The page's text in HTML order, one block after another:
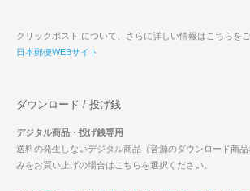
クリックポスト について、さらに詳しい情報はこちらをご
日本郵便WEBサイト
ダウンロード / 投げ銭
デジタル商品・投げ銭専用
送料の発生しないデジタル商品（音源のダウンロード商
みをお買い上げの場合はこちらを選択ください。